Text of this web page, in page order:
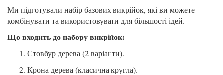
Ми підготували набір базових викрійок, які ви можете
комбінувати та використовувати для більшості ідей.
Що входить до набору викрійок:
Стовбур дерева (2 варіанти).
Крона дерева (класична кругла).